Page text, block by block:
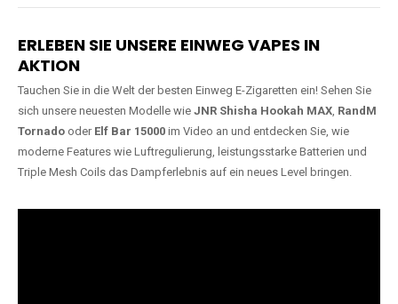
ERLEBEN SIE UNSERE EINWEG VAPES IN
AKTION
Tauchen Sie in die Welt der besten Einweg E-Zigaretten ein! Sehen Sie
sich unsere neuesten Modelle wie JNR Shisha Hookah MAX, RandM
Tornado oder Elf Bar 15000 im Video an und entdecken Sie, wie
moderne Features wie Luftregulierung, leistungsstarke Batterien und
Triple Mesh Coils das Dampferlebnis auf ein neues Level bringen.